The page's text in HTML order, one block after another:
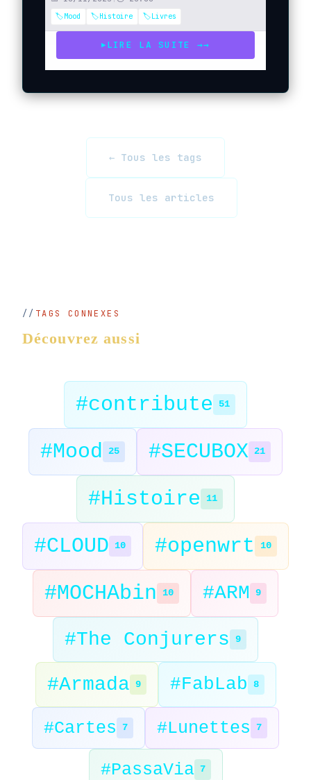
🏷️Mood
🏷️Histoire 🏷️Livres
▶ LIRE LA SUITE →→
← Tous les tags
Tous les articles
TAGS CONNEXES
Découvrez aussi
#contribute 51
#Mood 25 #SECUBOX 21
#Histoire 11
#CLOUD 10 #openwrt 10
#MOCHAbin 10 #ARM 9
#The Conjurers 9
#Armada 9 #FabLab 8
#Cartes 7 #Lunettes 7
#PassaVia 7